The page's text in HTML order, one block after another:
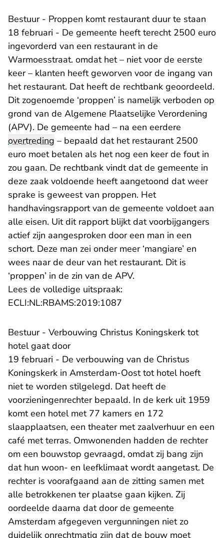
Bestuur - Proppen komt restaurant duur te staan
18 februari - De gemeente heeft terecht 2500 euro
ingevorderd van een restaurant in de
Warmoesstraat. omdat het – niet voor de eerste
keer – klanten heeft geworven voor de ingang van
het restaurant. Dat heeft de rechtbank geoordeeld.
Dit zogenoemde ‘proppen’ is namelijk verboden op
grond van de Algemene Plaatselijke Verordening
(APV). De gemeente had – na een eerdere
overtreding – bepaald dat het restaurant 2500
euro moet betalen als het nog een keer de fout in
zou gaan. De rechtbank vindt dat de gemeente in
deze zaak voldoende heeft aangetoond dat weer
sprake is geweest van proppen. Het
handhavingsrapport van de gemeente voldoet aan
alle eisen. Uit dit rapport blijkt dat voorbijgangers
actief zijn aangesproken door een man in een
schort. Deze man zei onder meer ‘mangiare’ en
wees naar de deur van het restaurant. Dit is
‘proppen’ in de zin van de APV.
Lees de volledige uitspraak:
ECLI:NL:RBAMS:2019:1087
Bestuur - Verbouwing Christus Koningskerk tot
hotel gaat door
19 februari - De verbouwing van de Christus
Koningskerk in Amsterdam-Oost tot hotel hoeft
niet te worden stilgelegd. Dat heeft de
voorzieningenrechter bepaald. In de kerk uit 1959
komt een hotel met 77 kamers en 172
slaapplaatsen, een theater met zaalverhuur en een
café met terras. Omwonenden hadden de rechter
om een bouwstop gevraagd, omdat zij bang zijn
dat hun woon- en leefklimaat wordt aangetast. De
rechter is voorafgaand aan de zitting samen met
alle betrokkenen ter plaatse gaan kijken. Zij
oordeelde daarna dat door de gemeente
Amsterdam afgegeven vergunningen niet zo
duidelijk onrechtmatig zijn dat de bouw moet